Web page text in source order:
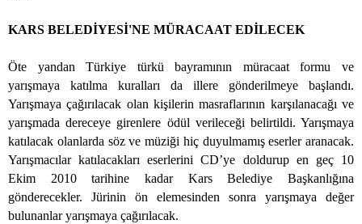
KARS BELEDİYESİ'NE MÜRACAAT EDİLECEK
Öte yandan Türkiye türkü bayramının müracaat formu ve
yarışmaya katılma kuralları da illere gönderilmeye başlandı.
Yarışmaya çağırılacak olan kişilerin masraflarının karşılanacağı ve
yarışmada dereceye girenlere ödül verileceği belirtildi. Yarışmaya
katılacak olanlarda söz ve müziği hiç duyulmamış eserler aranacak.
Yarışmacılar katılacakları eserlerini CD’ye doldurup en geç 10
Ekim 2010 tarihine kadar Kars Belediye Başkanlığına
gönderecekler. Jürinin ön elemesinden sonra yarışmaya değer
bulunanlar yarışmaya çağırılacak.